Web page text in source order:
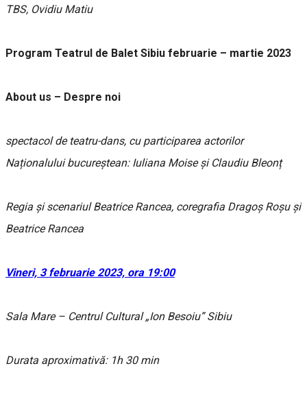
TBS, Ovidiu Matiu
Program Teatrul de Balet Sibiu februarie – martie 2023
About us – Despre noi
spectacol de teatru-dans, cu participarea actorilor
Naționalului bucureștean: Iuliana Moise și Claudiu Bleonț
Regia și scenariul Beatrice Rancea, coregrafia Dragoș Roșu și
Beatrice Rancea
Vineri, 3 februarie 2023, ora 19:00
Sala Mare – Centrul Cultural „Ion Besoiu” Sibiu
Durata aproximativă: 1h 30 min